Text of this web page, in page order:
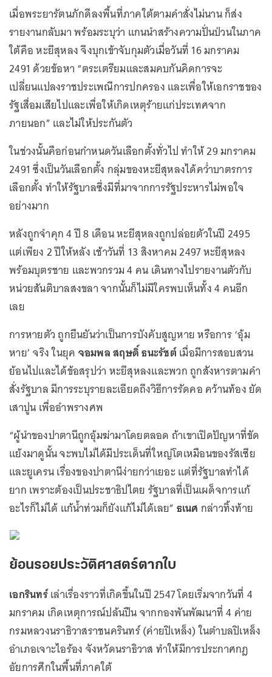
เมื่อพระยารัตนภักดีลงพื้นที่ภาคใต้ตามคำสั่งไม่นาน ก็ส่ง
รายงานกลับมา พร้อมระบุว่า แกนนำสร้างความปั่นป่วนในภาค
ใต้คือ หะยีสุหลง จึงบุกเข้าจับกุมตัวเมื่อวันที่ 16 มกราคม
2491 ด้วยข้อหา “ตระเตรียมและสมคบกันคิดการจะ
เปลี่ยนแปลงราชประเพณีการปกครอง และเพื่อให้เอกราชของ
รัฐเสื่อมเสียไปและเพื่อให้เกิดเหตุร้ายแก่ประเทศจาก
ภายนอก” และไม่ให้ประกันตัว
ในช่วงนั้นคือก่อนกำหนดวันเลือกตั้งทั่วไป ทำให้ 29 มกราคม
2491 ซึ่งเป็นวันเลือกตั้ง กลุ่มของหะยีสุหลงได้คว่ำบาตรการ
เลือกตั้ง ทำให้รัฐบาลซึ่งมีที่มาจากการรัฐประหารไม่พอใจ
อย่างมาก
หลังถูกจำคุก 4 ปี 8 เดือน หะยีสุหลงถูกปล่อยตัวในปี 2495
แต่เพียง 2 ปีให้หลัง เช้าวันที่ 13 สิงหาคม 2497 หะยีสุหลง
พร้อมบุตรชาย และพวกรวม 4 คน เดินทางไปรายงานตัวกับ
หน่วยสันติบาลสงขลา จากนั้นก็ไม่มีใครพบเห็นทั้ง 4 คนอีก
เลย
การหายตัว ถูกยืนยันว่าเป็นการบังคับสูญหาย หรือการ ‘อุ้ม
หาย’ จริง ในยุค จอมพล สฤษดิ์ ธนะรัชต์เมื่อมีการสอบสวน
ย้อนไปและได้ข้อสรุปว่า หะยีสุหลงและพวก ถูกสังหารตามคำ
สั่งรัฐบาล มีการระบุรายละเอียดถึงวิธีการรัดคอ คว้านท้อง ยัด
เสาปูน เพื่ออำพรางศพ
“ผู้นำของปาตานีถูกอุ้มฆ่ามาโดยตลอด ถ้าเขาเปิดปัญหาที่ขัด
แย้งมาดูนั้น จะพบไม่ได้มีประเด็นที่ใหญ่โตเหมือนของรัสเซีย
และยูเครน เรื่องของปาตานีง่ายกว่าเยอะ แต่ที่รัฐบาลทำได้
ยาก เพราะต้องเป็นประชาธิปไตย รัฐบาลที่เป็นเผด็จการแก้
อะไรก็ไม่ได้ แก้น้ำท่วมก็ยังแก้ไม่ได้เลย” ธเนศ กล่าวทิ้งท้าย
ย้อนรอยประวัติศาสตร์ตากใบ
เอกรินทร์เล่าเรื่องราวที่เกิดขึ้นในปี 2547 โดยเริ่มจากวันที่ 4
มกราคม เกิดเหตุการณ์ปล้นปืน จากกองพันพัฒนาที่ 4 ค่าย
กรมหลวงนราธิวาสราชนครินทร์ (ค่ายปิเหล็ง) ในตำบลปิเหล็ง
อำเภอเจาะไอร้อง จังหวัดนราธิวาส ทำให้มีการประกาศกฎ
อัยการศึกในพื้นที่ภาคใต้